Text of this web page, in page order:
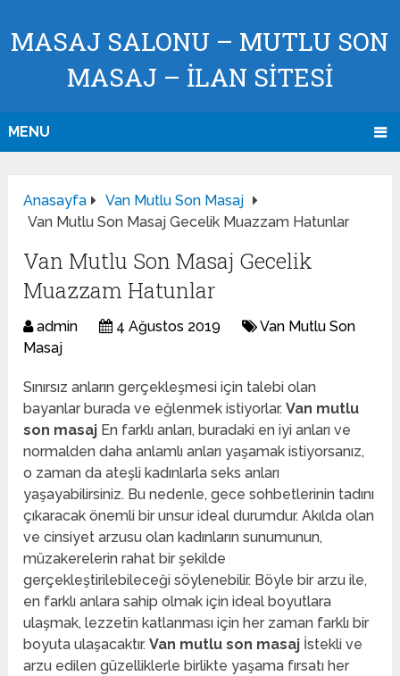
MASAJ SALONU – MUTLU SON
MASAJ – İLAN SİTESİ
MENU
Anasayfa
Van Mutlu Son Masaj
Van Mutlu Son Masaj Gecelik Muazzam Hatunlar
Van Mutlu Son Masaj Gecelik
Muazzam Hatunlar
admin 4 Ağustos 2019
Van Mutlu Son
Masaj
Sınırsız anların gerçekleşmesi için talebi olan
bayanlar burada ve eğlenmek istiyorlar.Van mutlu
son masaj En farklı anları, buradaki en iyi anları ve
normalden daha anlamlı anları yaşamak istiyorsanız,
o zaman da ateşli kadınlarla seks anları
yaşayabilirsiniz. Bu nedenle, gece sohbetlerinin tadını
çıkaracak önemli bir unsur ideal durumdur. Akılda olan
ve cinsiyet arzusu olan kadınların sunumunun,
müzakerelerin rahat bir şekilde
gerçekleştirilebileceği söylenebilir. Böyle bir arzu ile,
en farklı anlara sahip olmak için ideal boyutlara
ulaşmak, lezzetin katlanması için her zaman farklı bir
boyuta ulaşacaktır.Van mutlu son masaj İstekli ve
arzu edilen güzelliklerle birlikte yaşama fırsatı her